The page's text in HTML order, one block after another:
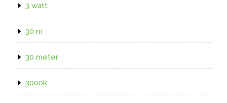
3 watt
30 m
30 meter
3000k